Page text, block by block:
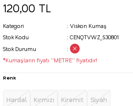
120,00 TL
Kategori
Viskon Kumaş
Stok Kodu
CENQTVWZ_530801
Stok Durumu
*Kumaşların fiyatı ''METRE'' fiyatıdır!
Renk
Hardal Kırmızı Kiremit Siyah